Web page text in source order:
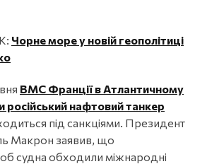
Чорне море у новій геополітиці
ВМС Франції в Атлантичному
російський нафтовий танкер
під санкціями. Президент
Макрон заявив, що
судна обходили міжнародні